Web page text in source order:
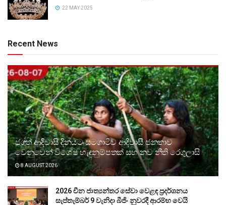
22 MAY 2025
Recent News
ජගත් ආදිවාසි දිනයට සමගාමීව ආදිවාසී ජනතාව
වෙනුවෙන් විශේෂ හැඳුනුම්පතක් සහ නව නීති රෙගුලාසි
8 AUGUST 2026
2026 චීන ජාත්‍යන්තර සේවා වෙළඳ ප්‍රදර්ශනය
සැප්තැම්බර් 9 වැනිදා බීජිං නුවරදී ආරම්භ වෙයි